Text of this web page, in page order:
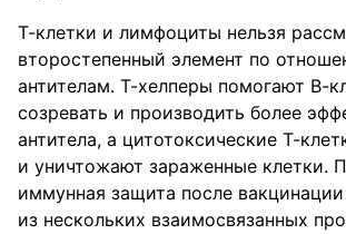
Т-клетки и лимфоциты нельзя
второстепенный элемент по
антителам. Т-хелперы помогают В-
созревать и производить более
антитела, а цитотоксические Т-
и уничтожают зараженные клетки.
иммунная защита после
из нескольких взаимосвязанных